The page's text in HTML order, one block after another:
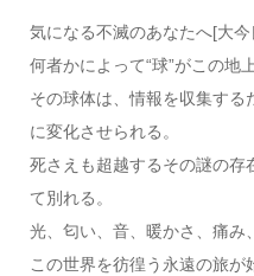
気になる不滅のあなたへ[大
何者かによって“球”がこの地
その球体は、情報を収集す
に変化させられる。
死さえも超越するその謎の存
て別れる。
光、匂い、音、暖かさ、痛
この世界を彷徨う永遠の旅が